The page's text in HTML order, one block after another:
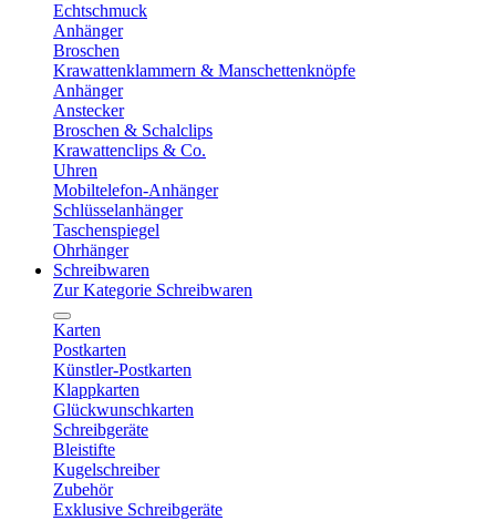
Echtschmuck
Anhänger
Broschen
Krawattenklammern & Manschettenknöpfe
Anhänger
Anstecker
Broschen & Schalclips
Krawattenclips & Co.
Uhren
Mobiltelefon-Anhänger
Schlüsselanhänger
Taschenspiegel
Ohrhänger
Schreibwaren
Zur Kategorie Schreibwaren
Karten
Postkarten
Künstler-Postkarten
Klappkarten
Glückwunschkarten
Schreibgeräte
Bleistifte
Kugelschreiber
Zubehör
Exklusive Schreibgeräte